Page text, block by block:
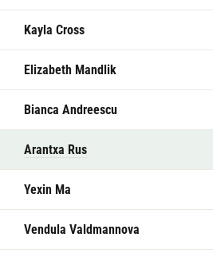
Kayla Cross
Elizabeth Mandlik
Bianca Andreescu
Arantxa Rus
Yexin Ma
Vendula Valdmannova